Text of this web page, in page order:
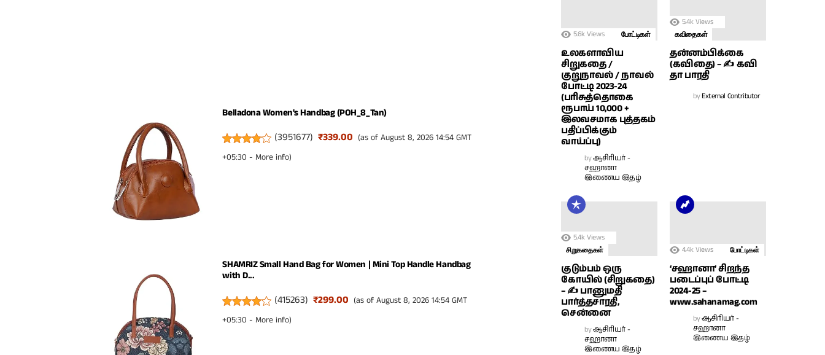
Belladona Women's Handbag (POH_8_Tan)
(3951677) ₹339.00 (as of August 8, 2026 14:54 GMT
+05:30 - More info)
SHAMRIZ Small Hand Bag for Women | Mini Top Handle Handbag
with D...
(415263) ₹299.00 (as of August 8, 2026 14:54 GMT
+05:30 - More info)
5.6k Views போட்டிகள்
உலகளாவிய
சிறுகதை /
குறுநாவல் / நாவல்
போட்டி 2023-24
(பரிசுத்தொகை
ரூபாய் 10,000 +
இலவசமாக புத்தகம்
பதிப்பிக்கும்
வாய்ப்பு)
byஆசிரியர் -
சஹானா
இணைய இதழ்
5.4k Views
கவிதைகள்
தன்னம்பிக்கை
(கவிதை) – ✍ கவி
தா பாரதி
byExternal Contributor
5.4k Views
சிறுகதைகள்
குடும்பம் ஒரு
கோயில் (சிறுகதை)
– ✍ பானுமதி
பார்த்தசாரதி,
சென்னை
byஆசிரியர் -
சஹானா
இணைய இதழ்
4.4k Views போட்டிகள்
‘சஹானா’ சிறந்த
படைப்புப் போட்டி
2024-25 –
www.sahanamag.com
byஆசிரியர் -
சஹானா
இணைய இதழ்